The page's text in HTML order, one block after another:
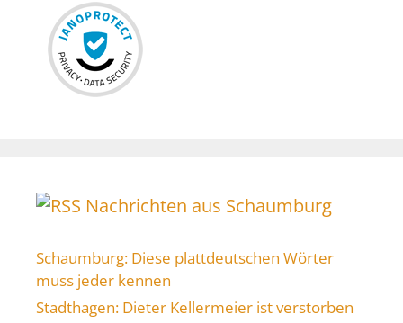
Nachrichten aus Schaumburg
Schaumburg: Diese plattdeutschen Wörter
muss jeder kennen
Stadthagen: Dieter Kellermeier ist verstorben